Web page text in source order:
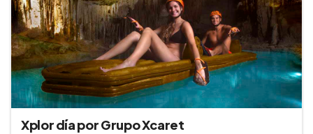
Xplor día por Grupo Xcaret